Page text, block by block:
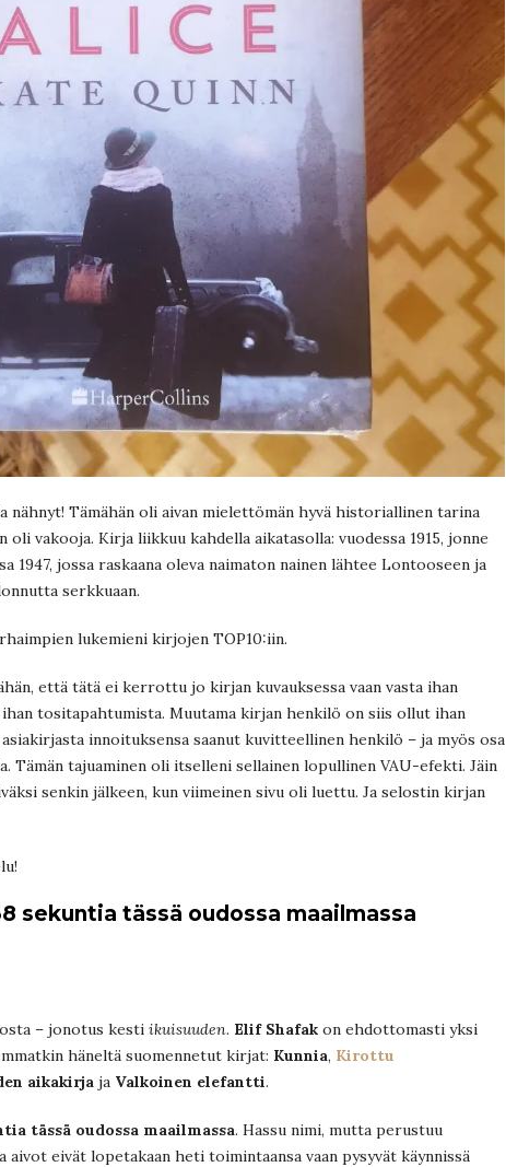
nähnyt! Tämähän oli aivan mielettömän hyvä historiallinen tarina
vakooja. Kirja liikkuu kahdella aikatasolla: vuodessa 1915, jonne
1947, jossa raskaana oleva naimaton nainen lähtee Lontooseen ja
serkkuaan.
lukemieni kirjojen TOP10:iin.
että tätä ei kerrottu jo kirjan kuvauksessa vaan vasta ihan
tositapahtumista. Muutama kirjan henkilö on siis ollut ihan
innoituksensa saanut kuvitteellinen henkilö – ja myös osa
Tämän tajuaminen oli itselleni sellainen lopullinen VAU-efekti. Jäin
senkin jälkeen, kun viimeinen sivu oli luettu. Ja selostin kirjan
sekuntia tässä oudossa maailmassa
– jonotus kesti ikuisuuden. Elif Shafak on ehdottomasti yksi
häneltä suomennetut kirjat: Kunnia, Kirottu
aikakirja ja Valkoinen elefantti.
tässä oudossa maailmassa. Hassu nimi, mutta perustuu
eivät lopetakaan heti toimintaansa vaan pysyvät käynnissä